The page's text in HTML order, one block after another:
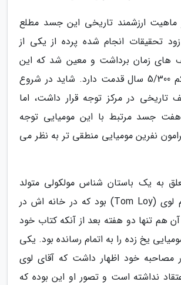
ماهیت ارزشمند تاریخی این جسد مطلع
تحقیقات انجام شده پرده از یکی از
های زمان برداشت و معین شد که این
مومیایی دست کم 5/300 سال قدمت دارد. شاید در شروع
در مرکز توجه قرار داشت، اما
جسد مرتبط با این مومیایی توجه
نفرین مومیایی منطقی تر به نظر می
به یک باستان شناس مولکولی متولد
آمریکا به نام تام لوی (Tom Loy) بود که در خانه اش در
هم تنها دو هفته بعد از آنکه کتاب خود
یخ زده را به اتمام رسانده بود. یکی
مصاحبه خود اظهار داشت که آقای لوی
نداشته است و تصور او این بوده که